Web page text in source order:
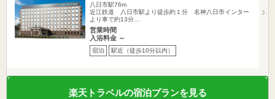
八日市駅76m
近江鉄道 八日市駅より徒歩約１分 名神八日市インター
より車で約13分…
営業時間
入浴料金 ～
宿泊 駅近（徒歩10分以内）
楽天トラベルの宿泊プランを見る